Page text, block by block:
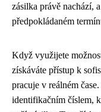
zásilka právě nachází,
předpokládaném
Když využijete
získáváte přístup k
pracuje v reálném
identifikačním číslem,